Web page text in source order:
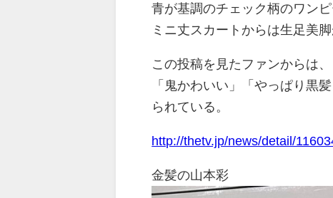
青が基調のチェック柄のワンピ
ミニ丈スカートからは生足美
この投稿を見たファンからは
「鬼かわいい」「やっぱり黒
られている。
http://thetv.jp/news/detail/
金髪の山本彩